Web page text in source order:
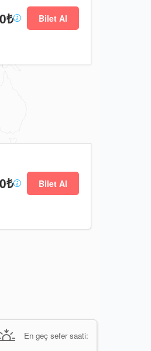
Bilet Al
Bilet Al
En geç sefer saati: